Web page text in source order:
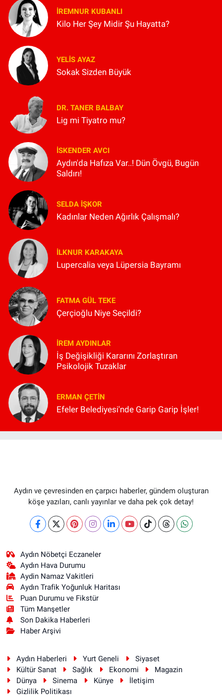
İREMNUR KUBANLI
Kilo Her Şey Midir Şu Hayatta?
YELIS AYAZ
Sokak Sizden Büyük
DR. TANER BALBAY
Lig mi Tiyatro mu?
İSKENDER AVCI
Aydın'da Hafıza Var..! Dün Övgü, Bugün
Saldırı!
SELDA İŞKOR
Kadınlar Neden Ağırlık Çalışmalı?
İLKNUR KARAKAYA
Lupercalia veya Lüpersia Bayramı
FATMA GÜL TEKE
Çerçioğlu Niye Seçildi?
İREM AYDINLAR
İş Değişikliği Kararını Zorlaştıran
Psikolojik Tuzaklar
ERMAN ÇETIN
Efeler Belediyesi'nde Garip Garip İşler!
Aydın ve çevresinden en çarpıcı haberler, gündem oluşturan
köşe yazıları, canlı yayınlar ve daha pek çok detay!
Aydın Nöbetçi Eczaneler
Aydın Hava Durumu
Aydin Namaz Vakitleri
Aydın Trafik Yoğunluk Haritası
Puan Durumu ve Fikstür
Tüm Manşetler
Son Dakika Haberleri
Haber Arşivi
Aydın Haberleri Yurt Geneli
Siyaset
Kültür Sanat
Sağlık Ekonomi
Magazin
Dünya
Sinema Künye
İletişim
Gizlilik Politikası